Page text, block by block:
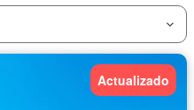
Actualizado